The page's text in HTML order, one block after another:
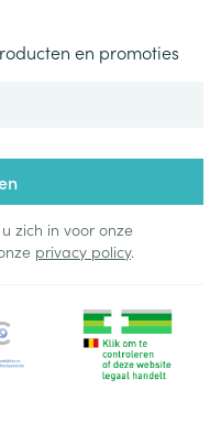
en promoties
zich in voor onze
privacy policy.